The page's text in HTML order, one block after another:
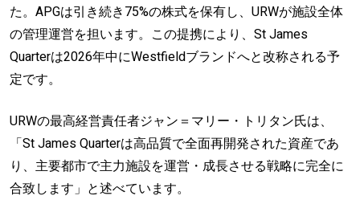
た。APGは引き続き75%の株式を保有し、URWが施設全体
の管理運営を担います。この提携により、St James
Quarterは2026年中にWestfieldブランドへと改称される予
定です。
URWの最高経営責任者ジャン＝マリー・トリタン氏は、
「St James Quarterは高品質で全面再開発された資産であ
り、主要都市で主力施設を運営・成長させる戦略に完全に
合致します」と述べています。